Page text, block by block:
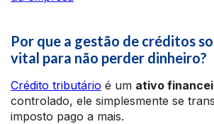
Por que a gestão de créditos
vital para não perder dinheiro?
Crédito tributário é um ativo
controlado, ele simplesmente se
imposto pago a mais.